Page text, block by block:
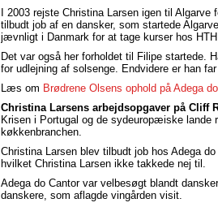
I 2003 rejste Christina Larsen igen til Algarve
tilbudt job af en dansker, som startede
jævnligt i Danmark for at tage kurser hos
Det var også her forholdet til Filipe startede.
for udlejning af solsenge. Endvidere er han
Læs om Brødrene Olsens ophold på Adega
Christina Larsens arbejdsopgaver på Cliff
Krisen i Portugal og de sydeuropæiske lande
køkkenbranchen.
Christina Larsen blev tilbudt job hos Adega
hvilket Christina Larsen ikke takkede nej til.
Adega do Cantor var velbesøgt blandt
danskere, som aflagde vingården visit.